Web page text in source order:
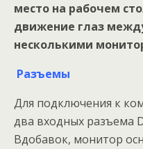
место на рабочем
движение глаз
несколькими
Разъемы
Для подключения к
два входных разъема
Вдобавок, монитор